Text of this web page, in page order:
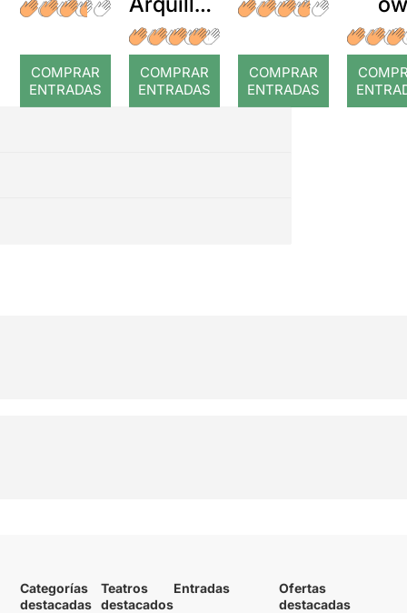
COMPRAR
ENTRADAS
: Coral
romput
COMPRAR
ENTRADAS
COMPRAR
ENTRADAS
Categorías
destacadas
Teatros
destacados
Entradas
Ofertas
destacadas